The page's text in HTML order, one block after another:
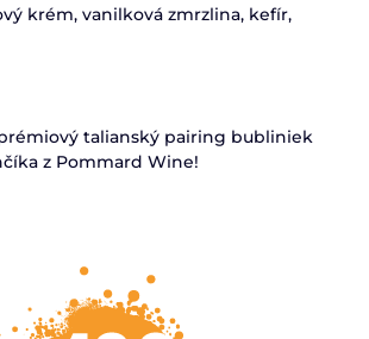
krém, vanilková zmrzlina, kefír,
talianský pairing bubliniek
z Pommard Wine!